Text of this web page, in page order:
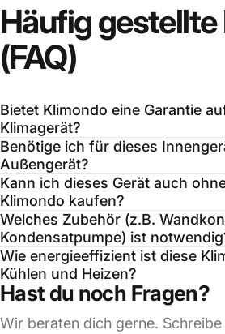
Häufiggestellte
(FAQ)
Bietet Klimondo eine Garantie
Klimagerät?
Benötige ich für dieses
Außengerät?
Kann ich dieses Gerät auch
Klimondo kaufen?
Welches Zubehör (z.B.
Kondensatpumpe) ist
Wie energieeffizient ist diese
Kühlen und Heizen?
Hast du noch Fragen?
Wir beraten dich gerne. Schreibe